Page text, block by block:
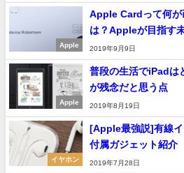
Apple
Apple Cardって何が
は？Appleが目指す
2019年9月9日
Apple
普段の生活でiPadは
が残念だと思う点
2019年8月19日
イヤホン
[Apple最強説]有線
付属ガジェット紹介
2019年7月28日